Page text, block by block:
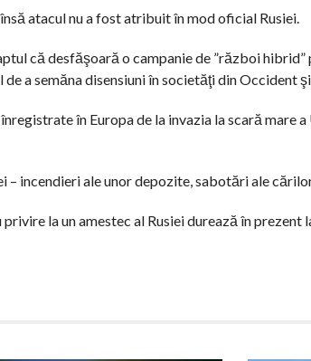
atacul nu a fost atribuit în mod oficial Rusiei.
că desfăşoară o campanie de ”război
a semăna disensiuni în societăţi din Occident
în Europa de la invazia la scară mare
incendieri ale unor depozite, sabotări ale
la un amestec al Rusiei durează în prezent